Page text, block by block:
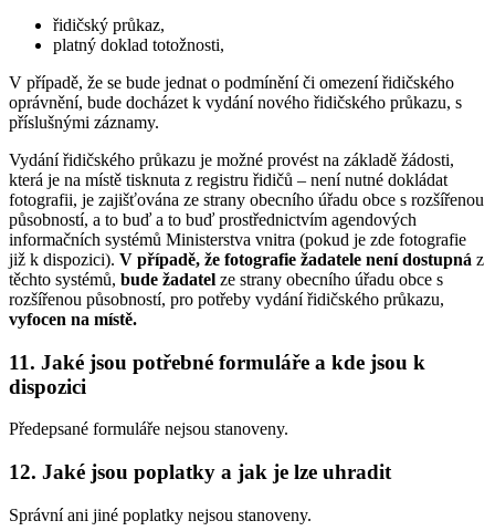
řidičský průkaz,
platný doklad totožnosti,
V případě, že se bude jednat o podmínění či omezení řidičského
oprávnění, bude docházet k vydání nového řidičského průkazu, s
příslušnými záznamy.
Vydání řidičského průkazu je možné provést na základě žádosti,
která je na místě tisknuta z registru řidičů – není nutné dokládat
fotografii, je zajišťována ze strany obecního úřadu obce s rozšířenou
působností, a to buď a to buď prostřednictvím agendových
informačních systémů Ministerstva vnitra (pokud je zde fotografie
již k dispozici). V případě, že fotografie žadatele není dostupná z
těchto systémů, bude žadatel ze strany obecního úřadu obce s
rozšířenou působností, pro potřeby vydání řidičského průkazu,
vyfocen na místě.
11. Jaké jsou potřebné formuláře a kde jsou k
dispozici
Předepsané formuláře nejsou stanoveny.
12. Jaké jsou poplatky a jak je lze uhradit
Správní ani jiné poplatky nejsou stanoveny.